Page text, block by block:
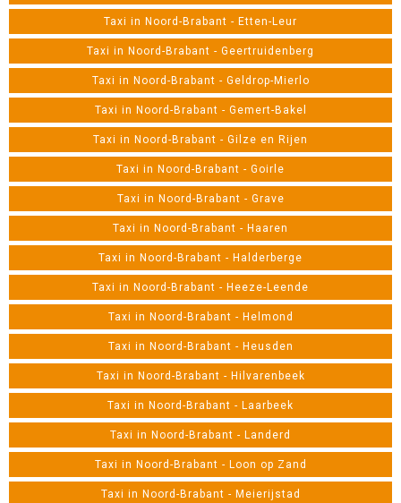
Taxi in Noord-Brabant - Etten-Leur
Taxi in Noord-Brabant - Geertruidenberg
Taxi in Noord-Brabant - Geldrop-Mierlo
Taxi in Noord-Brabant - Gemert-Bakel
Taxi in Noord-Brabant - Gilze en Rijen
Taxi in Noord-Brabant - Goirle
Taxi in Noord-Brabant - Grave
Taxi in Noord-Brabant - Haaren
Taxi in Noord-Brabant - Halderberge
Taxi in Noord-Brabant - Heeze-Leende
Taxi in Noord-Brabant - Helmond
Taxi in Noord-Brabant - Heusden
Taxi in Noord-Brabant - Hilvarenbeek
Taxi in Noord-Brabant - Laarbeek
Taxi in Noord-Brabant - Landerd
Taxi in Noord-Brabant - Loon op Zand
Taxi in Noord-Brabant - Meierijstad